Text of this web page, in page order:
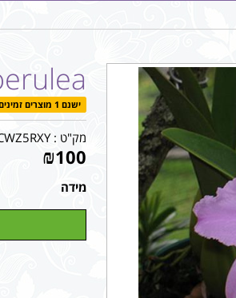
ישנם 1 מוצרים זמינים במלאי.
מק"ט :
₪100
מידה